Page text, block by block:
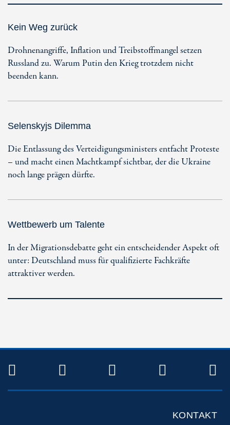
Kein Weg zurück
Drohnenangriffe, Inflation und Treibstoffmangel setzen
Russland zu. Warum Putin den Krieg trotzdem nicht
beenden kann.
Selenskyjs Dilemma
Die Entlassung des Verteidigungsministers entfacht Proteste
– und macht einen Machtkampf sichtbar, der die Ukraine
noch lange prägen dürfte.
Wettbewerb um Talente
In der Migrationsdebatte geht ein entscheidender Aspekt oft
unter: Deutschland muss für qualifizierte Fachkräfte
attraktiver werden.
TWITTERFACEBOOKINSTAGRAM
KONTAKT